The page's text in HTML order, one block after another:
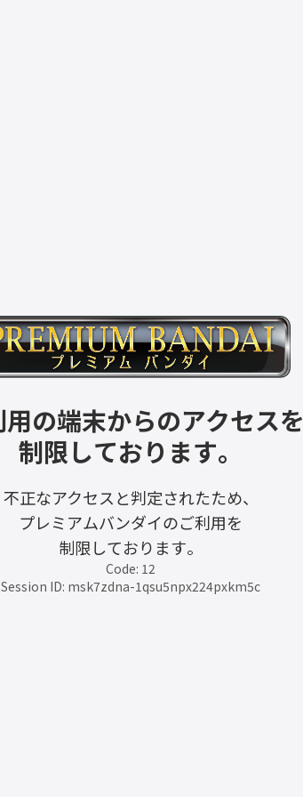
用の端末からのアクセスを
制限しております。
不正なアクセスと判定されたため、
プレミアムバンダイのご利用を
制限しております。
Code: 12
Session ID: msk7zdna-1qsu5npx224pxkm5c